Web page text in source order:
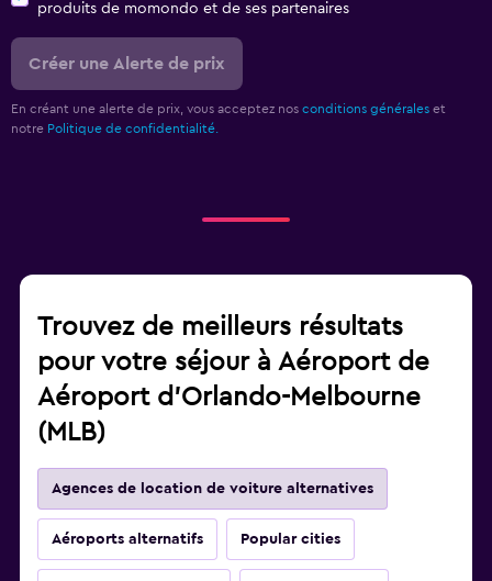
produits de momondo et de ses partenaires
Créer une Alerte de prix
En créant une alerte de prix, vous acceptez nos conditions générales et
notre Politique de confidentialité.
Trouvez de meilleurs résultats
pour votre séjour à Aéroport de
Aéroport d'Orlando-Melbourne
(MLB)
Agences de location de voiture alternatives
Aéroports alternatifs Popular cities